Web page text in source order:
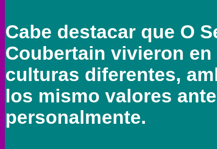
Cabe destacar que O
Coubertain vivieron
culturas diferentes,
los mismo valores
personalmente.